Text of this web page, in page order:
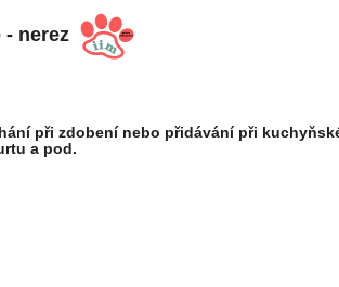
nerez
při zdobení nebo přidávání při
a pod.